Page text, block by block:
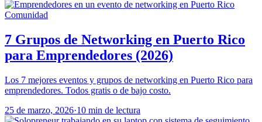
Comunidad
7 Grupos de Networking en Puerto Rico
para Emprendedores (2026)
Los 7 mejores eventos y grupos de networking en Puerto Rico para
emprendedores. Todos gratis o de bajo costo.
25 de marzo, 2026·10 min de lectura